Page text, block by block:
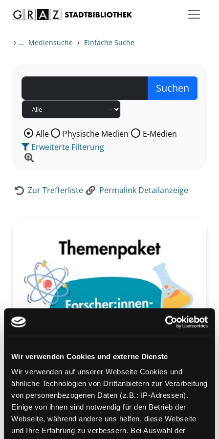
Wir verwenden Cookies und externe Dienste
Wir verwenden auf unserer Webseite Cookies und
ähnliche Technologien von Drittanbietern zur Verarbeitung
von personenbezogenen Daten (z.B.: IP-Adressen).
Einige von ihnen sind notwendig für den Betrieb der
Webseite, während andere uns helfen, diese Webseite
und Ihre Erfahrung zu verbessern. Bei Auswahl der
› ... Mediensuche › Einfache Suche
Wählen Sie die Medienart nach der Sie suchen wollen.
Alle Physische Medien
E-Medien
Erweiterte Filterung
Zur Trefferliste Permalink Detailanzeige